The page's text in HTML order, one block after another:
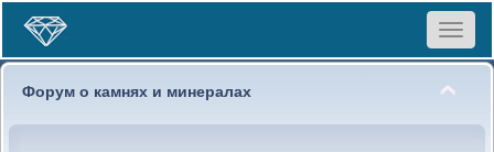
Toggle
Форум о камнях и минералах